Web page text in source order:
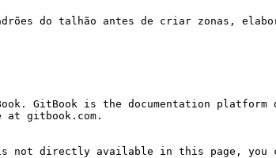
padrões do talhão antes de criar zonas,
GitBook is the documentation
gitbook.com.
directly available in this page, you